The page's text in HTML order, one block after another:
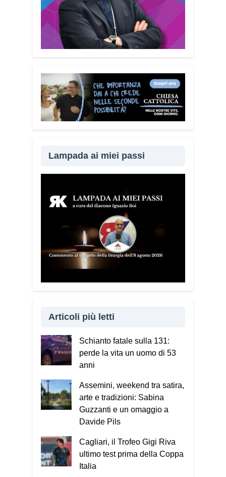
Lampada ai miei passi
Articoli più letti
Schianto fatale sulla 131:
perde la vita un uomo di 53
anni
Assemini, weekend tra satira,
arte e tradizioni: Sabina
Guzzanti e un omaggio a
Davide Pils
Cagliari, il Trofeo Gigi Riva
ultimo test prima della Coppa
Italia